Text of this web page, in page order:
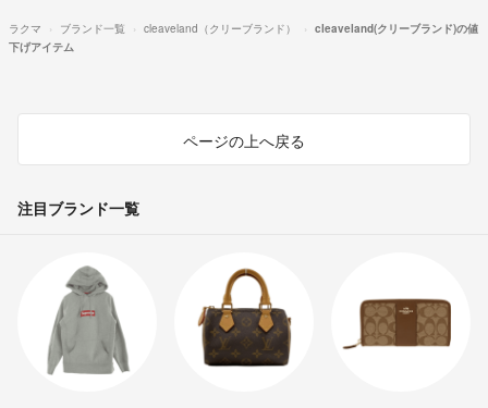
ラクマ ブランド一覧 cleaveland（クリーブランド）
cleaveland(クリーブランド)の値
下げアイテム
ページの上へ戻る
注目ブランド一覧